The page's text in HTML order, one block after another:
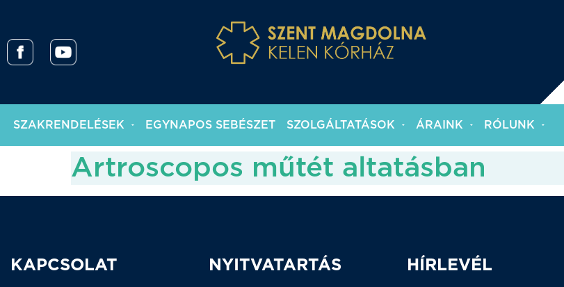
SZAKRENDELÉSEK EGYNAPOS SEBÉSZET SZOLGÁLTATÁSOK ÁRAINK RÓLUNK
Artroscopos műtét altatásban
KAPCSOLAT NYITVATARTÁS HÍRLEVÉL